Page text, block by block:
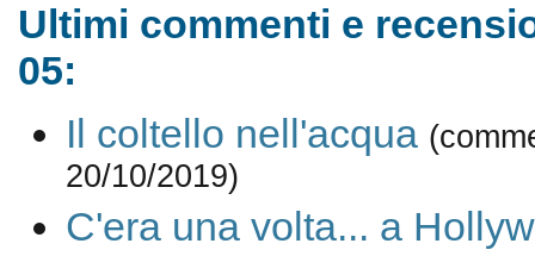
Ultimi commenti e
05:
Il coltello nell'acqua
20/10/2019)
C'era una volta... a